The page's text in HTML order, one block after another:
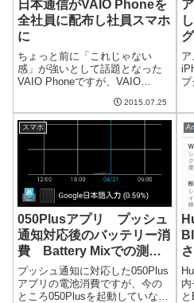
日本通信がVAIO Phoneを
全社員に配布し社員スマホ
に
ちょっと前に「これじゃない
感」が強いとして話題となった
VAIO Phoneですが、VAIO
mobile)が全社員に配布すると発
表しました。なんのために配布
したのでしょうか？在庫処分？
2015.07.25
プ
スマホ
050Plusアプリ プッシュ
通知対応後のバッテリー消
費 Battery Mixでの測定
結果
プッシュ通知に対応した050Plus
アプリの電池消費ですが、今の
ところ050Plusを起動していなか